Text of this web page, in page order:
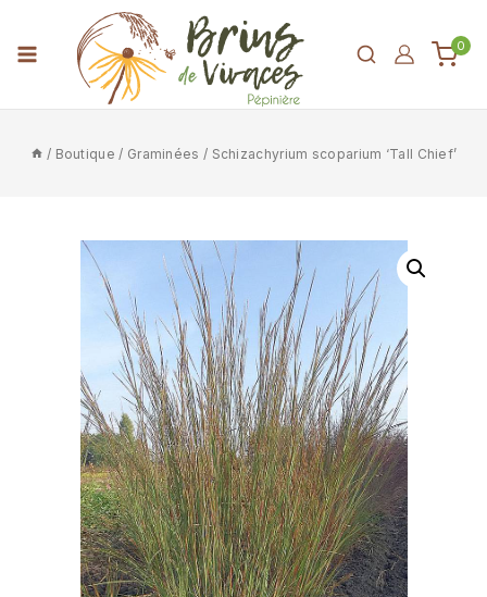
0
/ Boutique / Graminées / Schizachyrium scoparium ‘Tall Chief’